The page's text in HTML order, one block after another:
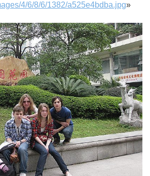
4/6/8/6/1382/a525e4bdba.jpg»